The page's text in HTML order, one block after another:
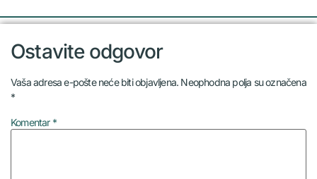
Ostavite odgovor
Vaša adresa e-pošte neće biti objavljena. Neophodna polja su označena
*
Komentar *